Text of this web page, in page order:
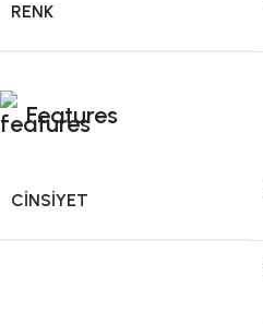
RENK
Features
CINSIYET